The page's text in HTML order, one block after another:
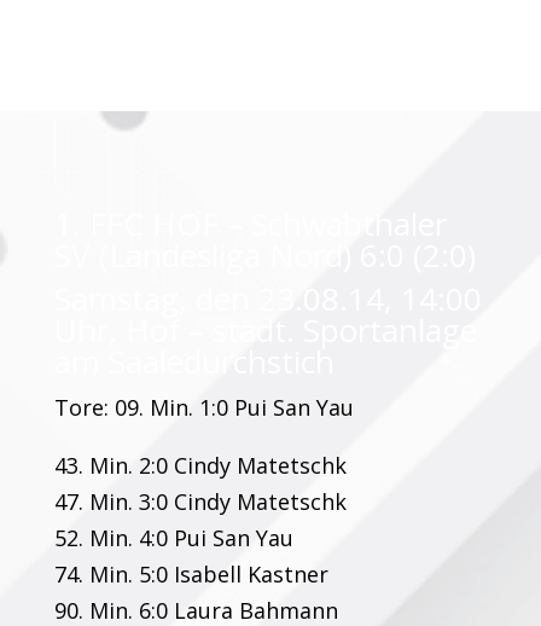
Tore: 09. Min. 1:0 Pui San Yau
43. Min. 2:0 Cindy Matetschk
47. Min. 3:0 Cindy Matetschk
52. Min. 4:0 Pui San Yau
74. Min. 5:0 Isabell Kastner
90. Min. 6:0 Laura Bahmann